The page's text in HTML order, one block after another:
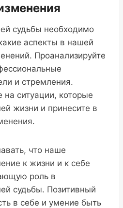
судьбы необходимо
аспекты в нашей
Проанализируйте
и стремления.
на ситуации, которые
жизни и принесите в
что наше
к жизни и к себе
роль в
судьбы. Позитивный
в себе и умение быть